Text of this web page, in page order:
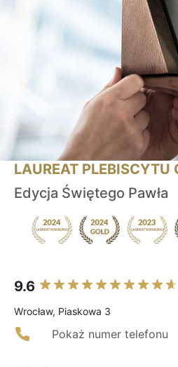
LAUREAT PLEBISCYTU
Edycja Świętego Pawła
9.6
Wrocław, Piaskowa 3
Pokaż numer telefonu